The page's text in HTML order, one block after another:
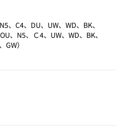
、C4、DU、UW、WD、BK、
、N5、Ｃ4、UW、WD、BK、
）